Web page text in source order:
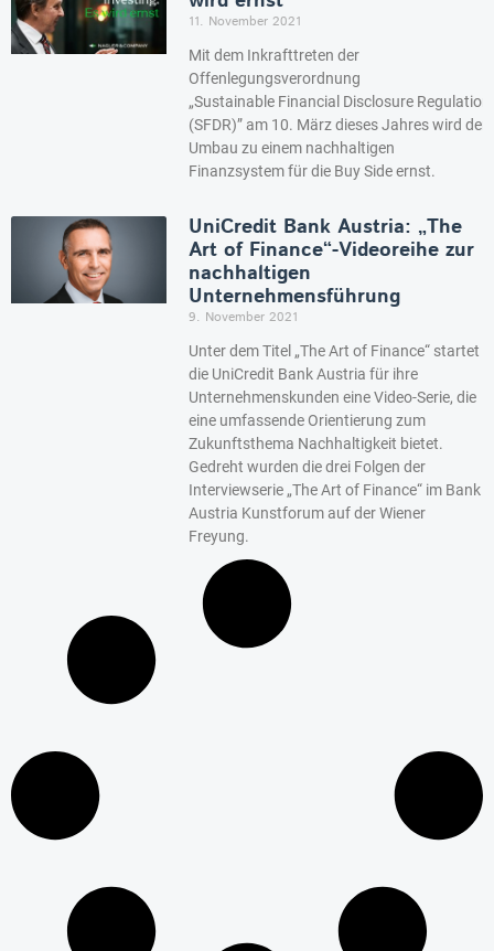
11. November 2021
Mit dem Inkrafttreten der
Offenlegungsverordnung
„Sustainable Financial Disclosure Regulation
(SFDR)” am 10. März dieses Jahres wird der
Umbau zu einem nachhaltigen
Finanzsystem für die Buy Side ernst.
UniCredit Bank Austria: „The
Art of Finance“-Videoreihe zur
nachhaltigen
Unternehmensführung
9. November 2021
Unter dem Titel „The Art of Finance“ startet
die UniCredit Bank Austria für ihre
Unternehmenskunden eine Video-Serie, die
eine umfassende Orientierung zum
Zukunftsthema Nachhaltigkeit bietet.
Gedreht wurden die drei Folgen der
Interviewserie „The Art of Finance“ im Bank
Austria Kunstforum auf der Wiener
Freyung.